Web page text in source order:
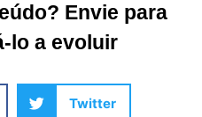
Envie para
lo a evoluir
Twitter